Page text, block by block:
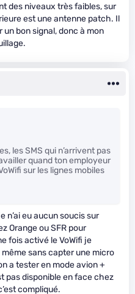
des niveaux très faibles, sur
est une antenne patch. Il
bon signal, donc à mon
les SMS qui n’arrivent pas
quand ton employeur
sur les lignes mobiles
n’ai eu aucun soucis sur
Orange ou SFR pour
fois activé le VoWifi je
sans capter une micro
a tester en mode avion +
pas disponible en face chez
compliqué.